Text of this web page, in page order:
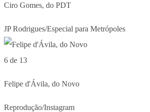
Ciro Gomes, do PDT
JP Rodrigues/Especial para Metrópoles
6 de 13
Felipe d'Ávila, do Novo
Reprodução/Instagram